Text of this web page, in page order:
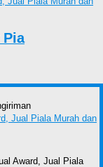
Pia
Award, Jual Piala